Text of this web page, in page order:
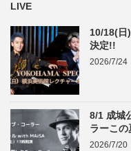
LIVE
10/18(日
決定!!
2026/7/24
8/1 成城
ラーこ
2026/7/20